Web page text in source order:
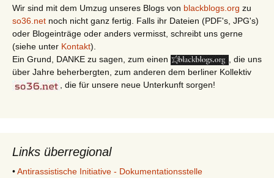
Wir sind mit dem Umzug unseres Blogs von blackblogs.org zu
so36.net noch nicht ganz fertig. Falls ihr Dateien (PDF's, JPG's)
oder Blogeinträge oder anders vermisst, schreibt uns gerne
(siehe unter Kontakt).
Ein Grund, DANKE zu sagen, zum einen
, die uns
über Jahre beherbergten, zum anderen dem berliner Kollektiv
, die für unsere neue Unterkunft sorgen!
Links überregional
•Antirassistische Initiative - Dokumentationsstelle